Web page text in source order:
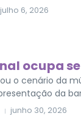
julho 6, 2026
ocupa
o cenário da
da
junho 30, 2026